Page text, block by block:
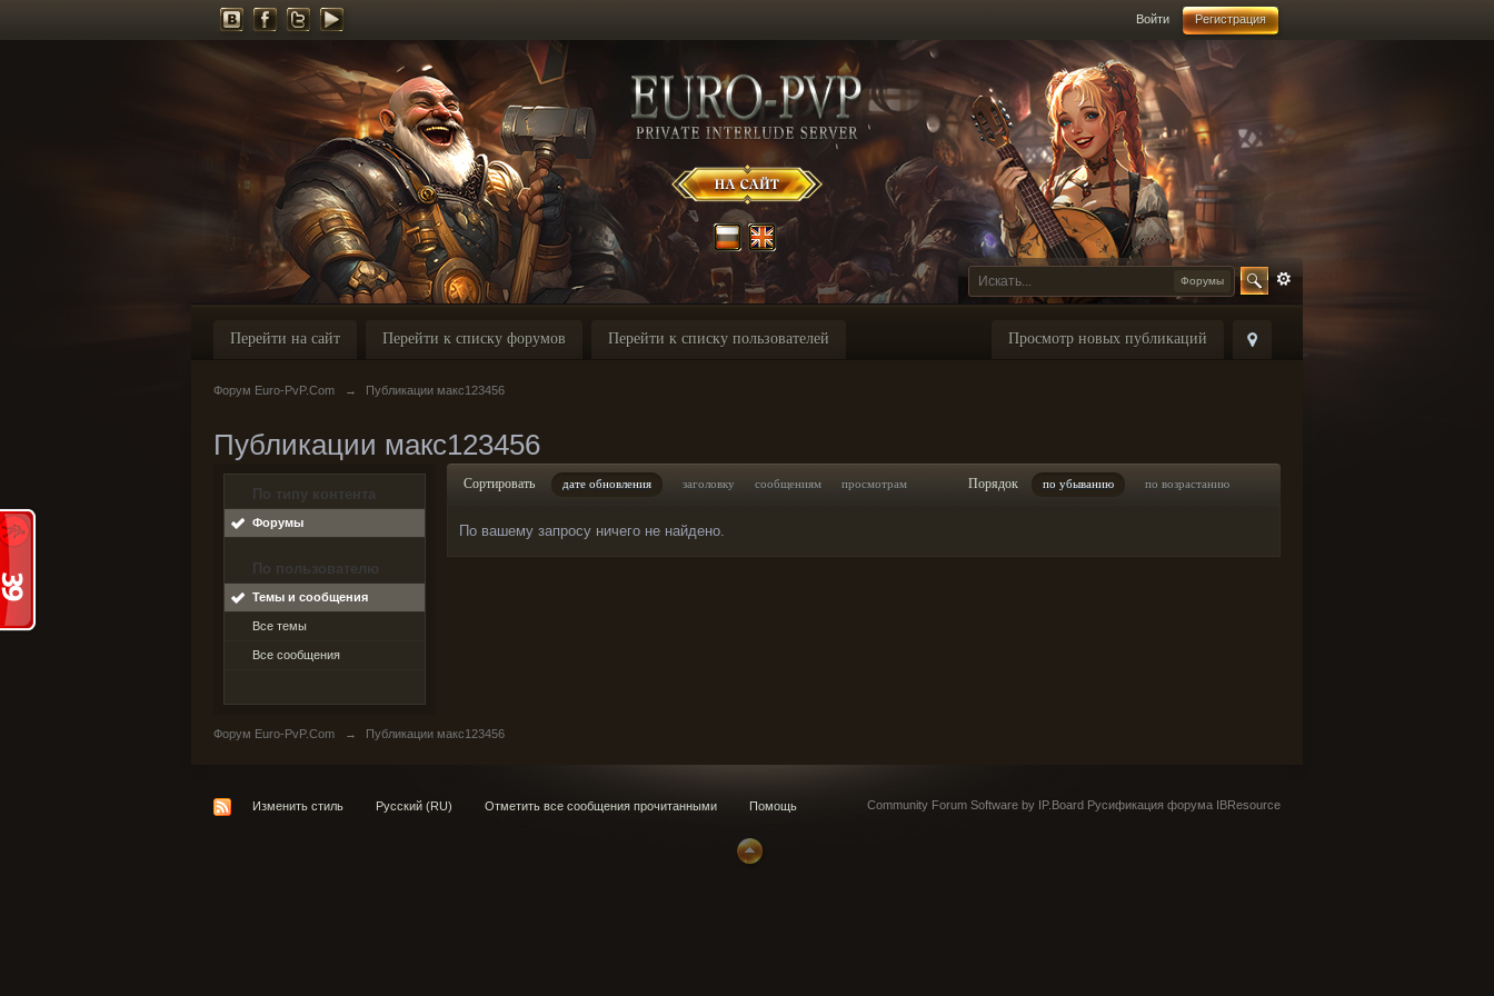
Войти Регистрация
Форумы
Просмотр новых публикаций
Перейти на сайт Перейти к списку форумов Перейти к списку пользователей
Форум Euro-PvP.Com → Публикации макс123456
Публикации макс123456
По типу контента
Форумы
По пользователю
Темы и сообщения
Все темы
Все сообщения
Сортировать дате обновления заголовку сообщениям просмотрам Порядок по убыванию по возрастанию
По вашему запросу ничего не найдено.
Форум Euro-PvP.Com → Публикации макс123456
Изменить стиль Русский (RU) Отметить все сообщения прочитанными Помощь Community Forum Software by IP.Board Русификация форума IBResource